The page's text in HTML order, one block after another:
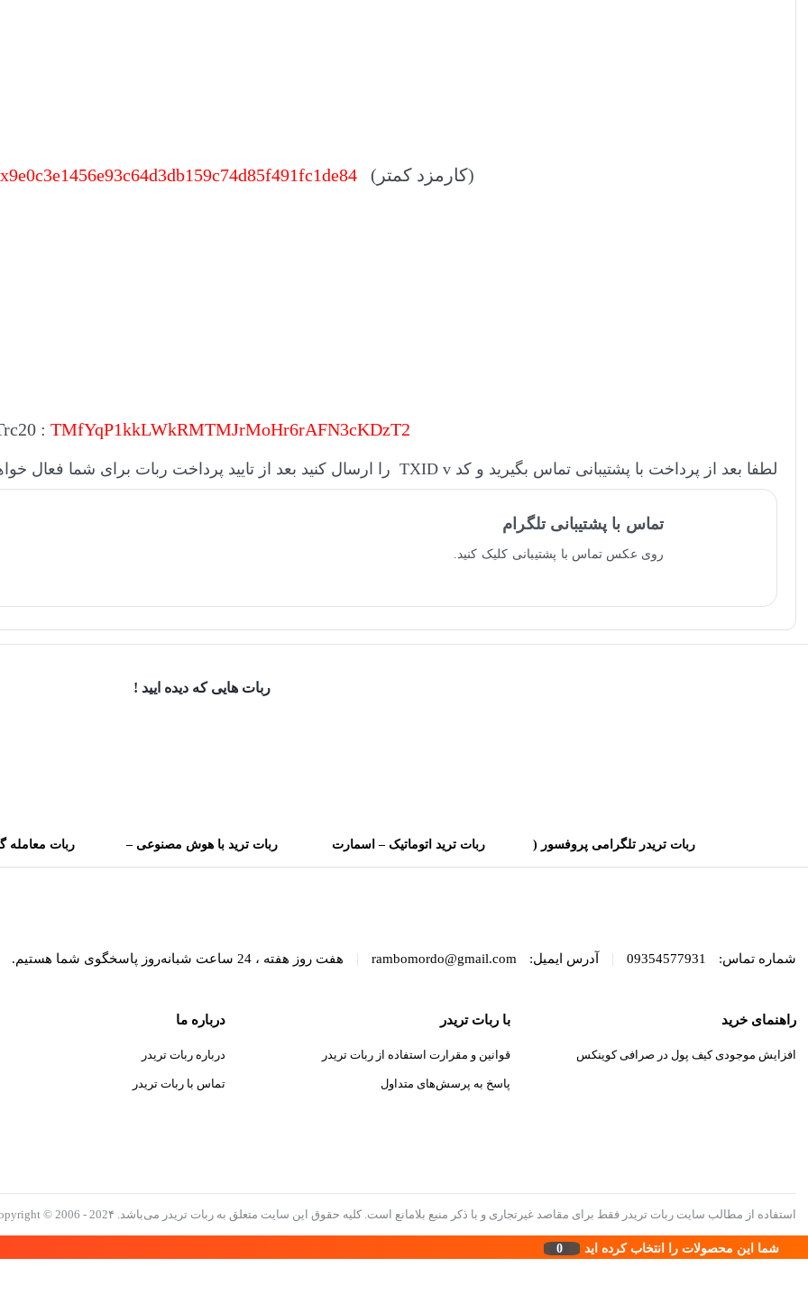
(کارمزد کمتر) BEP20 :
: TMfYqP1kkLWkRMTMJrMoHr6rAFN3cKDzT2
لطفا بعد از پرداخت با پشتیبانی تماس بگیرید و کد TXID v را ارسال کنید بعد از تایید پرداخت ربات برای شما فعال خواهد شد. با تشکر
تماس با پشتیبانی تلگرام
روی عکس تماس با پشتیبانی کلیک کنید.
ربات هایی که دیده ایید !
ربات تریدر تلگرامی پروفسور ( ربات ترید اتوماتیک – اسمارت ربات ترید با هوش مصنوعی – ربات معامله
شماره تماس: 09354577931
| آدرس ایمیل: rambomordo@gmail.com
| هفت روز هفته ، 24 ساعت شبانه‌روز پاسخگوی شما هستیم.
راهنمای خرید
افزایش موجودی کیف پول در صرافی کوینکس
با ربات تریدر
قوانین و مقرارت استفاده از ربات تریدر
پاسخ به پرسش‌های متداول
درباره ما
درباره ربات تریدر
تماس با ربات تریدر
استفاده از مطالب سایت ربات تریدر فقط برای مقاصد غیرتجاری و با ذکر منبع بلامانع است. کلیه حقوق این سایت متعلق به ربات تریدر می‌باشد. Copyright © 2006 - 202۴
شما این محصولات را انتخاب کرده اید 0